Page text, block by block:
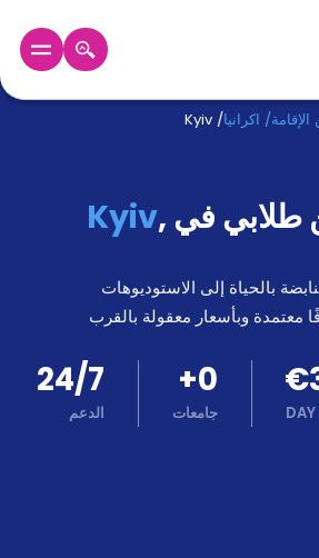
EURالإقامة/ اكرانيا/
Kyiv
في Kyiv,
بالحياة إلى الاستوديوهات
وبأسعار معقولة بالقرب
DAY
0
+
جامعات
24/7
الدعم